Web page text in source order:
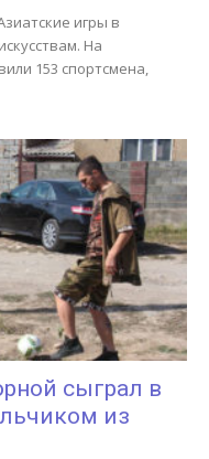
игры в
На
153 спортсмена,
сыграл в
из